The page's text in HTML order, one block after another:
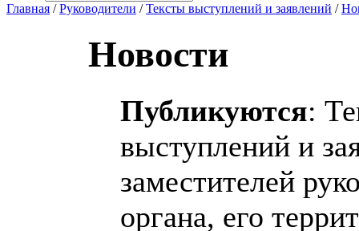
Главная /Руководители /Тексты выступлений и заявлений /
Новости
Публикуются:
выступлений и
заместителей
органа, его